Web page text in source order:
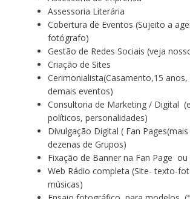
Assessoria Literária
Cobertura de Eventos (Sujeito a
fotógrafo)
Gestão de Redes Sociais (veja
Criação de Sites
Cerimonialista(Casamento,15 anos,
demais eventos)
Consultoria de Marketing / Digital
políticos, personalidades)
Divulgação Digital ( Fan
dezenas de Grupos)
Fixação de Banner na Fan Page ou
Web Rádio completa (Site- texto-
músicas)